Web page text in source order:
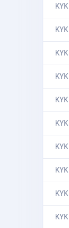
KYK
KYK
KYK
KYK
KYK
KYK
KYK
KYK
KYK
KYK